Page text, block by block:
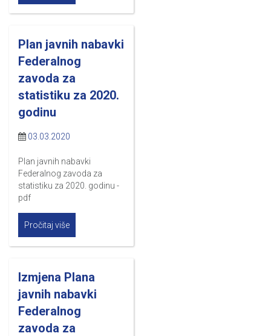
Plan javnih nabavki
Federalnog
zavoda za
statistiku za 2020.
godinu
03.03.2020
Plan javnih nabavki
Federalnog zavoda za
statistiku za 2020. godinu -
pdf
Pročitaj više
Izmjena Plana
javnih nabavki
Federalnog
zavoda za